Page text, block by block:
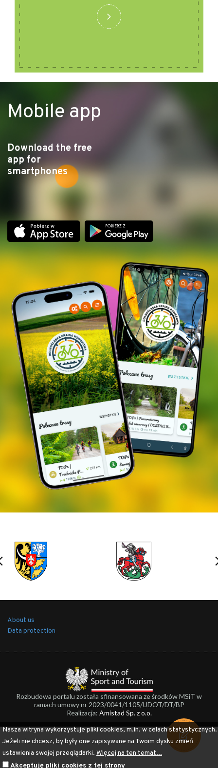
Mobile app
Download the free
app for
smartphones
About us
Data protection
Rozbudowa portalu została sfinansowana ze środków MSiT w
ramach umowy nr 2023/0041/1105/UDOT/DT/BP
Realizacja: Amistad Sp. z o.o.
Nasza witryna wykorzystuje pliki cookies, m.in. w celach statystycznych.
Jeżeli nie chcesz, by były one zapisywane na Twoim dysku zmień
ustawienia swojej przeglądarki. Więcej na ten temat...
Akceptuję pliki cookies z tej strony